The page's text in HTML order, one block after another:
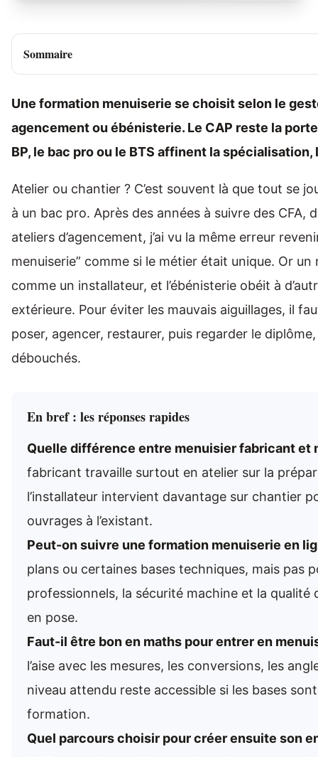
Sommaire
Une formation menuiserie se choisit selon le
agencement ou ébénisterie. Le CAP reste la
BP, le bac pro ou le BTS affinent la
Atelier ou chantier ? C’est souvent là que tout se
à un bac pro. Après des années à suivre des CFA,
ateliers d’agencement, j’ai vu la même erreur
menuiserie” comme si le métier était unique. Or
comme un installateur, et l’ébénisterie obéit à
extérieure. Pour éviter les mauvais aiguillages, il
poser, agencer, restaurer, puis regarder le
débouchés.
En bref : les réponses rapides
Quelle différence entre menuisier fabricant et
fabricant travaille surtout en atelier sur la
l’installateur intervient davantage sur chantier
ouvrages à l’existant.
Peut-on suivre une formation menuiserie en
plans ou certaines bases techniques, mais pas
professionnels, la sécurité machine et la qualité
en pose.
Faut-il être bon en maths pour entrer en
l’aise avec les mesures, les conversions, les
niveau attendu reste accessible si les bases
formation.
Quel parcours choisir pour créer ensuite son